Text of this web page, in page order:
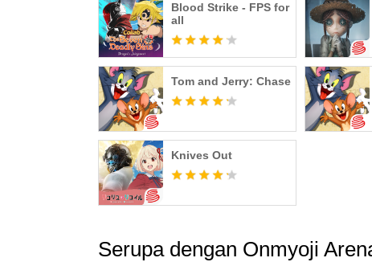
Blood Strike - FPS for
all
Tom and Jerry: Chase
Knives Out
Serupa dengan Onmyoji